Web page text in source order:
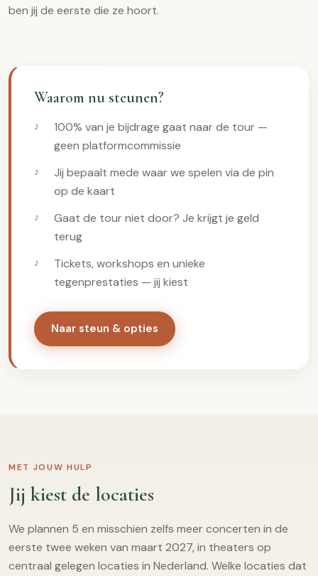
ben jij de eerste die ze hoort.
Waarom nu steunen?
100% van je bijdrage gaat naar de tour —
geen platformcommissie
Jij bepaalt mede waar we spelen via de pin
op de kaart
Gaat de tour niet door? Je krijgt je geld
terug
Tickets, workshops en unieke
tegenprestaties — jij kiest
Naar steun & opties
MET JOUW HULP
Jij kiest de locaties
We plannen 5 en misschien zelfs meer concerten in de
eerste twee weken van maart 2027, in theaters op
centraal gelegen locaties in Nederland. Welke locaties dat